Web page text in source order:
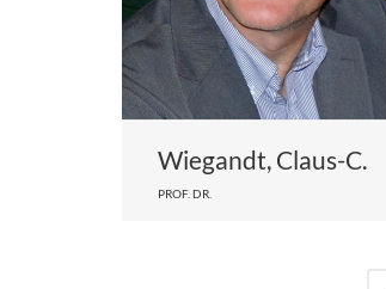
Wiegandt, Claus-C.
PROF. DR.